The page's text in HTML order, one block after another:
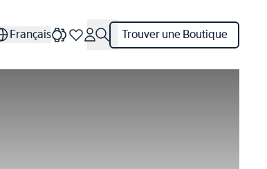
Français Trouver une Boutique